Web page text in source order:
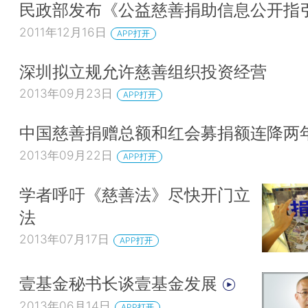
民政部发布《公益慈善捐助信息公开指
2011年12月16日 APP打开
深圳拟立规允许慈善组织投资经营
2013年09月23日 APP打开
中国慈善捐赠总额和红会募捐额连降两
2013年09月22日 APP打开
学者呼吁《慈善法》尽快开门立
法
2013年07月17日 APP打开
壹基金秘书长谈壹基金发展